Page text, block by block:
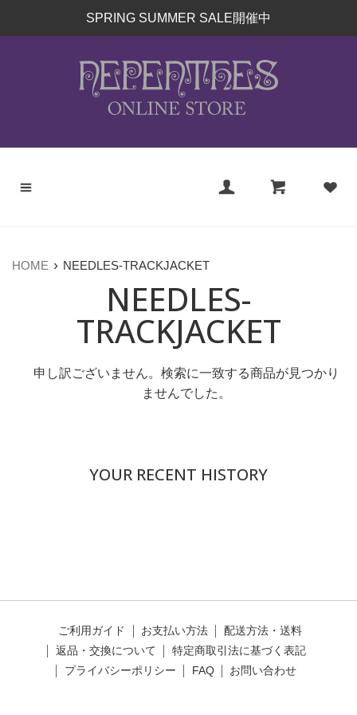
ン
ツ
に
キ
SPRING SUMMER SALE開催中
HOME › NEEDLES-TRACKJACKET
NEEDLES-
TRACKJACKET
申し訳ございません。検索に一致する商品が見つかり
ませんでした。
YOUR RECENT HISTORY
ご利用ガイド お支払い方法
配送方法・送料
返品・交換について
特定商取引法に基づく表記
プライバシーポリシー
FAQ お問い合わせ